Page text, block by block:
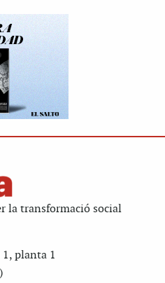
la transformació social
1, planta 1